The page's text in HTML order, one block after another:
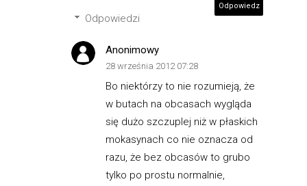
Odpowiedz
Odpowiedzi
Anonimowy
28 września 2012 07:28
Bo niektórzy to nie rozumieją, że
w butach na obcasach wygląda
się dużo szczuplej niż w płaskich
mokasynach co nie oznacza od
razu, że bez obcasów to grubo
tylko po prostu normalnie,